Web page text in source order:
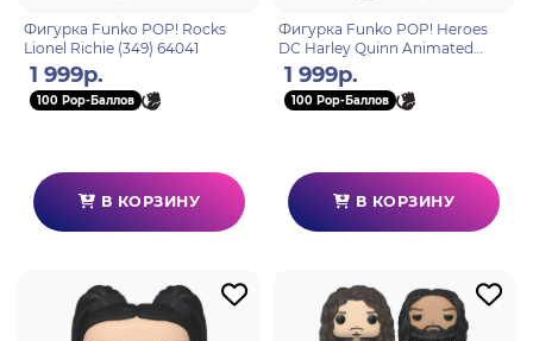
Фигурка Funko POP! Rocks
Lionel Richie (349) 64041
1 999р.
100 Pop-Баллов
В КОРЗИНУ
Фигурка Funko POP! Heroes
DC Harley Quinn Animated
Series The Joker (496) 75850
1 999р.
100 Pop-Баллов
В КОРЗИНУ